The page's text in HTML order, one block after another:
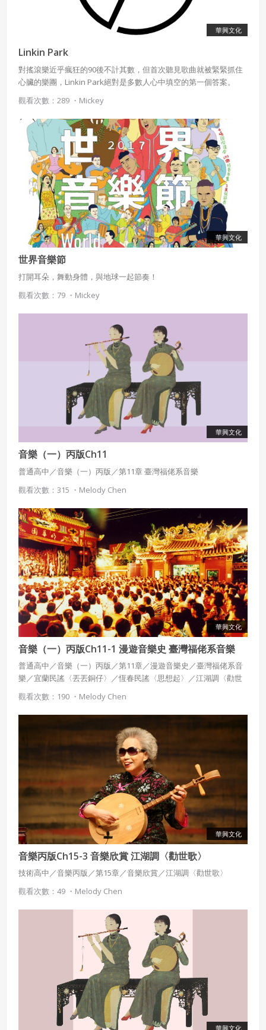
華興文化
Linkin Park
對搖滾樂近乎瘋狂的90後不計其數，但首次聽見歌曲就被緊緊抓住
心臟的樂團，Linkin Park絕對是多數人心中填空的第一個答案。
觀看次數：289 ・ Mickey
華興文化
世界音樂節
打開耳朵，舞動身體，與地球一起節奏！
觀看次數：79 ・ Mickey
華興文化
音樂（一）丙版Ch11
普通高中／音樂（一）丙版／第11章 臺灣福佬系音樂
觀看次數：315 ・ Melody Chen
華興文化
音樂（一）丙版Ch11-1 漫遊音樂史 臺灣福佬系音樂
普通高中／音樂（一）丙版／第11章／漫遊音樂史／臺灣福佬系音
樂／宜蘭民謠〈丟丟銅仔〉／恆春民謠〈思想起〉／江湖調〈勸世
歌〉／歌仔戲《薛平貴與王寶釧》／嗩吶曲牌〈風入松〉
觀看次數：190 ・ Melody Chen
華興文化
音樂丙版Ch15-3 音樂欣賞 江湖調〈勸世歌〉
技術高中／音樂丙版／第15章／音樂欣賞／江湖調〈勸世歌〉
觀看次數：49 ・ Melody Chen
華興文化